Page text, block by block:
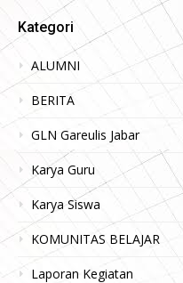
Kategori
ALUMNI
BERITA
GLN Gareulis Jabar
Karya Guru
Karya Siswa
KOMUNITAS BELAJAR
Laporan Kegiatan